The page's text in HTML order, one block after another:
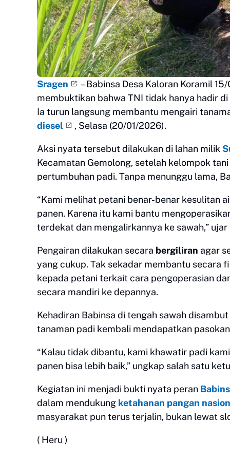
Sragen
– Babinsa Desa Kaloran Koramil
membuktikan bahwa TNI tidak hanya hadir
Ia turun langsung membantu mengairi
diesel
, Selasa (20/01/2026).
Aksi nyata tersebut dilakukan di lahan milik
Kecamatan Gemolong, setelah kelompok
pertumbuhan padi. Tanpa menunggu lama,
“Kami melihat petani benar-benar kesulitan
panen. Karena itu kami bantu
terdekat dan mengalirkannya ke sawah,” ujar
Pengairan dilakukan secara bergiliran agar
yang cukup. Tak sekadar membantu secara
kepada petani terkait cara pengoperasian
secara mandiri ke depannya.
Kehadiran Babinsa di tengah sawah
tanaman padi kembali mendapatkan
“Kalau tidak dibantu, kami khawatir padi
panen bisa lebih baik,” ungkap salah satu
Kegiatan ini menjadi bukti nyata peran
dalam mendukung ketahanan pangan
masyarakat pun terus terjalin, bukan lewat
( Heru )